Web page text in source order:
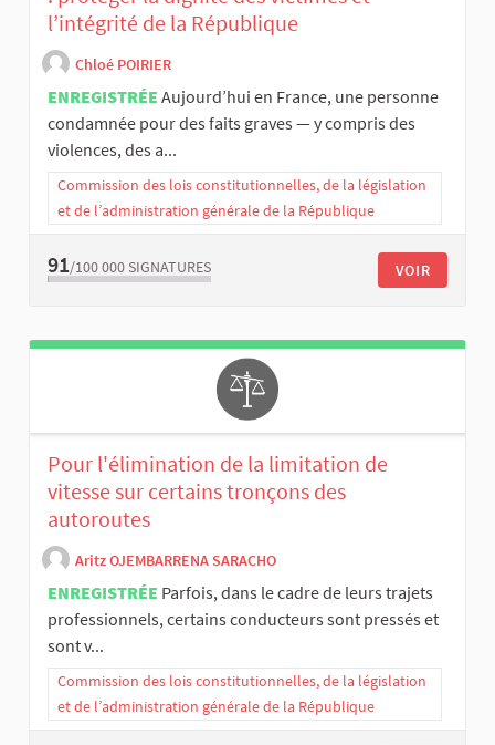
l’intégrité de la République
Chloé POIRIER
ENREGISTRÉE Aujourd’hui en France, une personne
condamnée pour des faits graves — y compris des
violences, des a...
Commission des lois constitutionnelles, de la législation
et de l’administration générale de la République
91/100 000 SIGNATURES VOIR
Pour l'élimination de la limitation de
vitesse sur certains tronçons des
autoroutes
Aritz OJEMBARRENA SARACHO
ENREGISTRÉE Parfois, dans le cadre de leurs trajets
professionnels, certains conducteurs sont pressés et
sont v...
Commission des lois constitutionnelles, de la législation
et de l’administration générale de la République